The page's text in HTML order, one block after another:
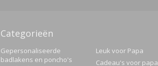
Categorieën
Gepersonaliseerde
badlakens en poncho's
Leuk voor Papa
Cadeau's voor papa